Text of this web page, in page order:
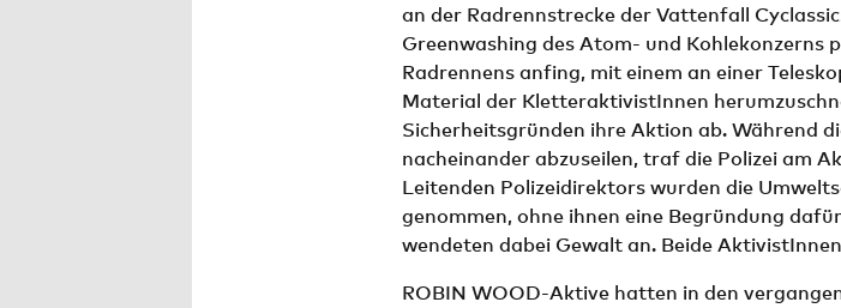
an der Radrennstrecke der Vattenfall
Greenwashing des Atom- und Kohlekonzerns
Radrennens anfing, mit einem an einer
Material der KletteraktivistInnen
Sicherheitsgründen ihre Aktion ab. Während
nacheinander abzuseilen, traf die Polizei am
Leitenden Polizeidirektors wurden die
genommen, ohne ihnen eine Begründung
wendeten dabei Gewalt an. Beide
ROBIN WOOD-Aktive hatten in den